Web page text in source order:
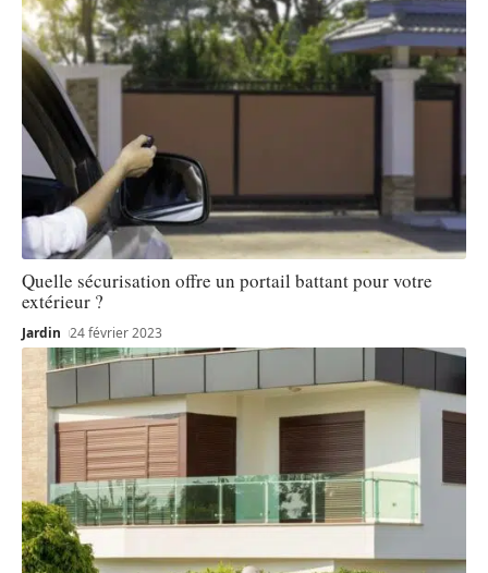
Quelle sécurisation offre un portail battant pour votre
extérieur ?
Jardin 24 février 2023